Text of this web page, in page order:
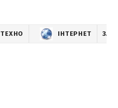
ТЕХНО ІНТЕРНЕТ